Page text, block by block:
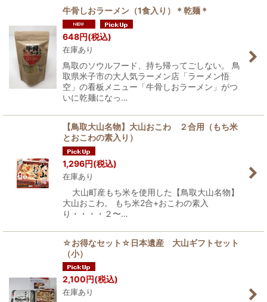
牛骨しおラーメン（1食入り）＊乾麺＊
648円(税込)
在庫あり
鳥取のソウルフード、持ち帰ってごしない。 鳥
取県米子市の大人気ラーメン店「ラーメン悟
空」の看板メニュー「牛骨しおラーメン」がつ
いに乾麺になっ…
【鳥取大山名物】大山おこわ ２合用（もち米
とおこわの素入り）
1,296円(税込)
在庫あり
大山町産もち米を使用した【鳥取大山名物】
大山おこわ。 もち米2合+おこわの素入
り・・・・２〜…
☆お得なセット☆日本遺産 大山ギフトセット
（小）
2,100円(税込)
在庫あり